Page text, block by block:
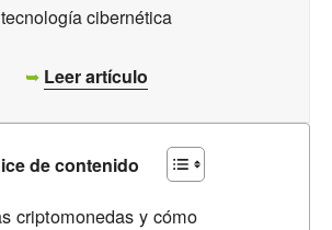
tecnología cibernética
➥ Leer artículo
de contenido
criptomonedas y cómo